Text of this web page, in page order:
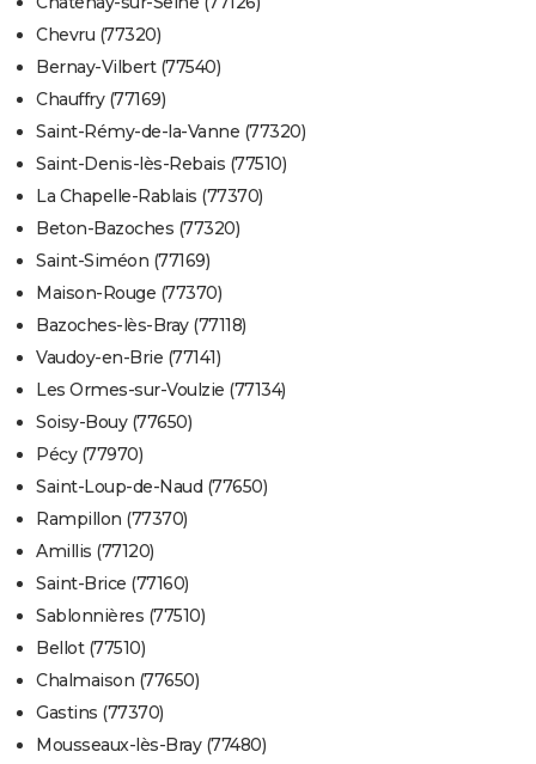
Chevru (77320)
Bernay-Vilbert (77540)
Chauffry (77169)
Saint-Rémy-de-la-Vanne (77320)
Saint-Denis-lès-Rebais (77510)
La Chapelle-Rablais (77370)
Beton-Bazoches (77320)
Saint-Siméon (77169)
Maison-Rouge (77370)
Bazoches-lès-Bray (77118)
Vaudoy-en-Brie (77141)
Les Ormes-sur-Voulzie (77134)
Soisy-Bouy (77650)
Pécy (77970)
Saint-Loup-de-Naud (77650)
Rampillon (77370)
Amillis (77120)
Saint-Brice (77160)
Sablonnières (77510)
Bellot (77510)
Chalmaison (77650)
Gastins (77370)
Mousseaux-lès-Bray (77480)